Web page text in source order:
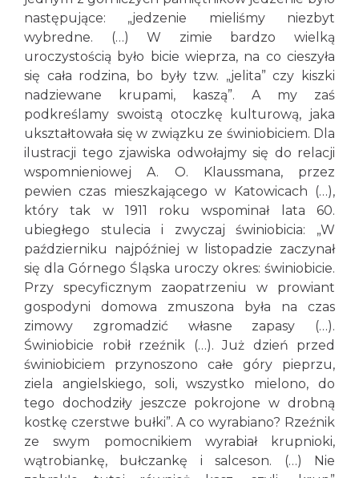
następujące: „jedzenie mieliśmy niezbyt
wybredne. (…) W zimie bardzo wielką
uroczystością było bicie wieprza, na co cieszyła
się cała rodzina, bo były tzw. „jelita” czy kiszki
nadziewane krupami, kaszą”. A my zaś
podkreślamy swoistą otoczkę kulturową, jaka
ukształtowała się w związku ze świniobiciem. Dla
ilustracji tego zjawiska odwołajmy się do relacji
wspomnieniowej A. O. Klaussmana, przez
pewien czas mieszkającego w Katowicach (…),
który tak w 1911 roku wspominał lata 60.
ubiegłego stulecia i zwyczaj świniobicia: „W
październiku najpóźniej w listopadzie zaczynał
się dla Górnego Śląska uroczy okres: świniobicie.
Przy specyficznym zaopatrzeniu w prowiant
gospodyni domowa zmuszona była na czas
zimowy zgromadzić własne zapasy (…).
Świniobicie robił rzeźnik (…). Już dzień przed
świniobiciem przynoszono całe góry pieprzu,
ziela angielskiego, soli, wszystko mielono, do
tego dochodziły jeszcze pokrojone w drobną
kostkę czerstwe bułki”. A co wyrabiano? Rzeźnik
ze swym pomocnikiem wyrabiał krupnioki,
wątrobiankę, bułczankę i salceson. (…) Nie